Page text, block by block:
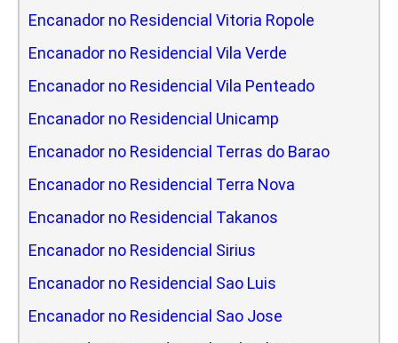
Encanador no Residencial Vitoria Ropole
Encanador no Residencial Vila Verde
Encanador no Residencial Vila Penteado
Encanador no Residencial Unicamp
Encanador no Residencial Terras do Barao
Encanador no Residencial Terra Nova
Encanador no Residencial Takanos
Encanador no Residencial Sirius
Encanador no Residencial Sao Luis
Encanador no Residencial Sao Jose